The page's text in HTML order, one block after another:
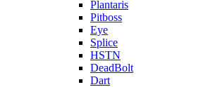
Plantaris
Pitboss
Eye
Splice
HSTN
DeadBolt
Dart